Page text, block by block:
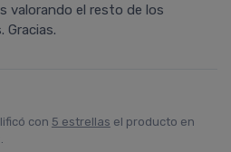
valorando el resto de los
Gracias.
con 5 estrellas el producto en
.